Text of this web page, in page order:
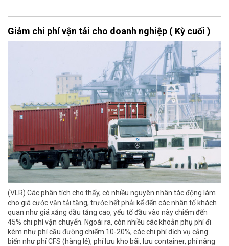
Giảm chi phí vận tải cho doanh nghiệp ( Kỳ cuối )
(VLR) Các phân tích cho thấy, có nhiều nguyên nhân tác động làm
cho giá cước vận tải tăng, trước hết phải kể đến các nhân tố khách
quan như giá xăng dầu tăng cao, yếu tố đầu vào này chiếm đến
45% chi phí vận chuyển. Ngoài ra, còn nhiều các khoản phụ phí đi
kèm như phí cầu đường chiếm 10-20%, các chi phí dịch vụ cảng
biển như phí CFS (hàng lẻ), phí lưu kho bãi, lưu container, phí nâng